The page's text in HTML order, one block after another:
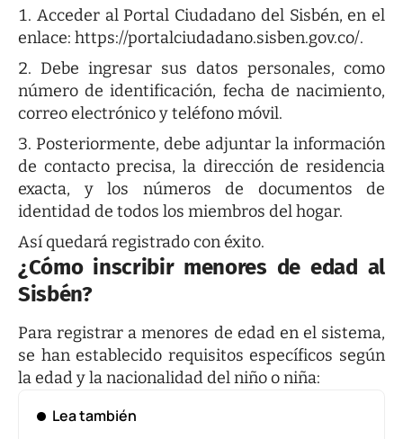
Acceder al Portal Ciudadano del Sisbén, en el
enlace: https://portalciudadano.sisben.gov.co/.
Debe ingresar sus datos personales, como
número de identificación, fecha de nacimiento,
correo electrónico y teléfono móvil.
Posteriormente, debe adjuntar la información
de contacto precisa, la dirección de residencia
exacta, y los números de documentos de
identidad de todos los miembros del hogar.
Así quedará registrado con éxito.
¿Cómo inscribir menores de edad al
Sisbén?
Para registrar a menores de edad en el sistema,
se han establecido requisitos específicos según
la edad y la nacionalidad del niño o niña:
Lea también